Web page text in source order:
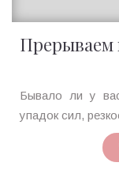
Прерываем
Ирина
MagicTantra
Бывало ли у
упадок сил,